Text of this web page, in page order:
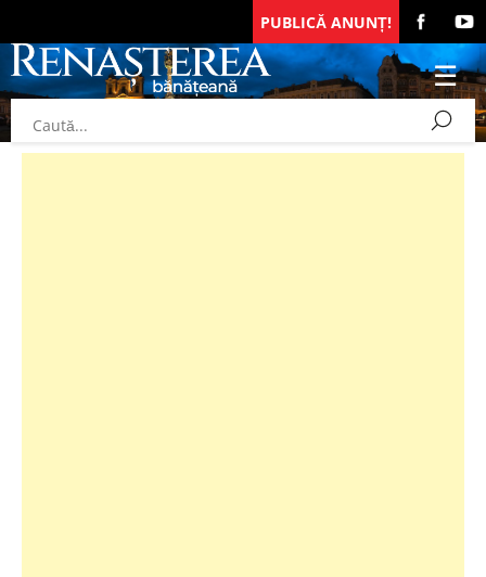
PUBLICĂ ANUNȚ!